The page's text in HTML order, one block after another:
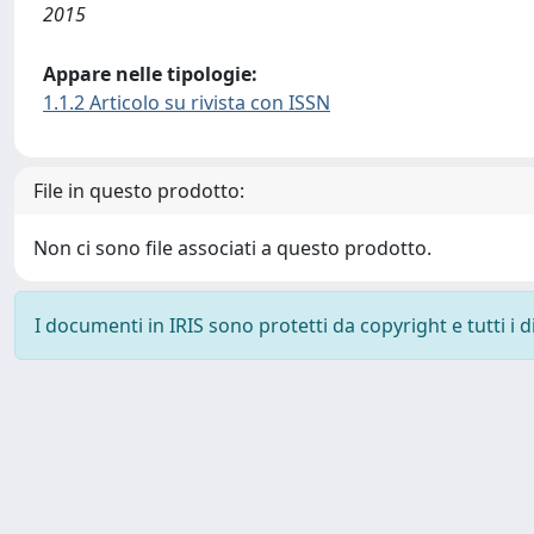
2015
Appare nelle tipologie:
1.1.2 Articolo su rivista con ISSN
File in questo prodotto:
Non ci sono file associati a questo prodotto.
I documenti in IRIS sono protetti da copyright e tutti i